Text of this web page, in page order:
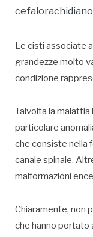
Le cisti associate
grandezze molto
condizione
Talvolta la malattia
particolare
che consiste nella
canale spinale.
malformazioni
Chiaramente, non
che hanno portato